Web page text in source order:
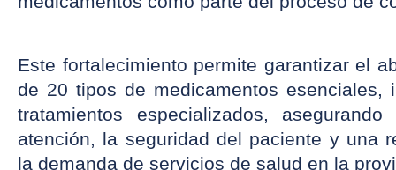
Este fortalecimiento permite garantizar el
de 20 tipos de medicamentos esenciales,
tratamientos especializados,
atención, la seguridad del paciente y una
la demanda de servicios de salud en la